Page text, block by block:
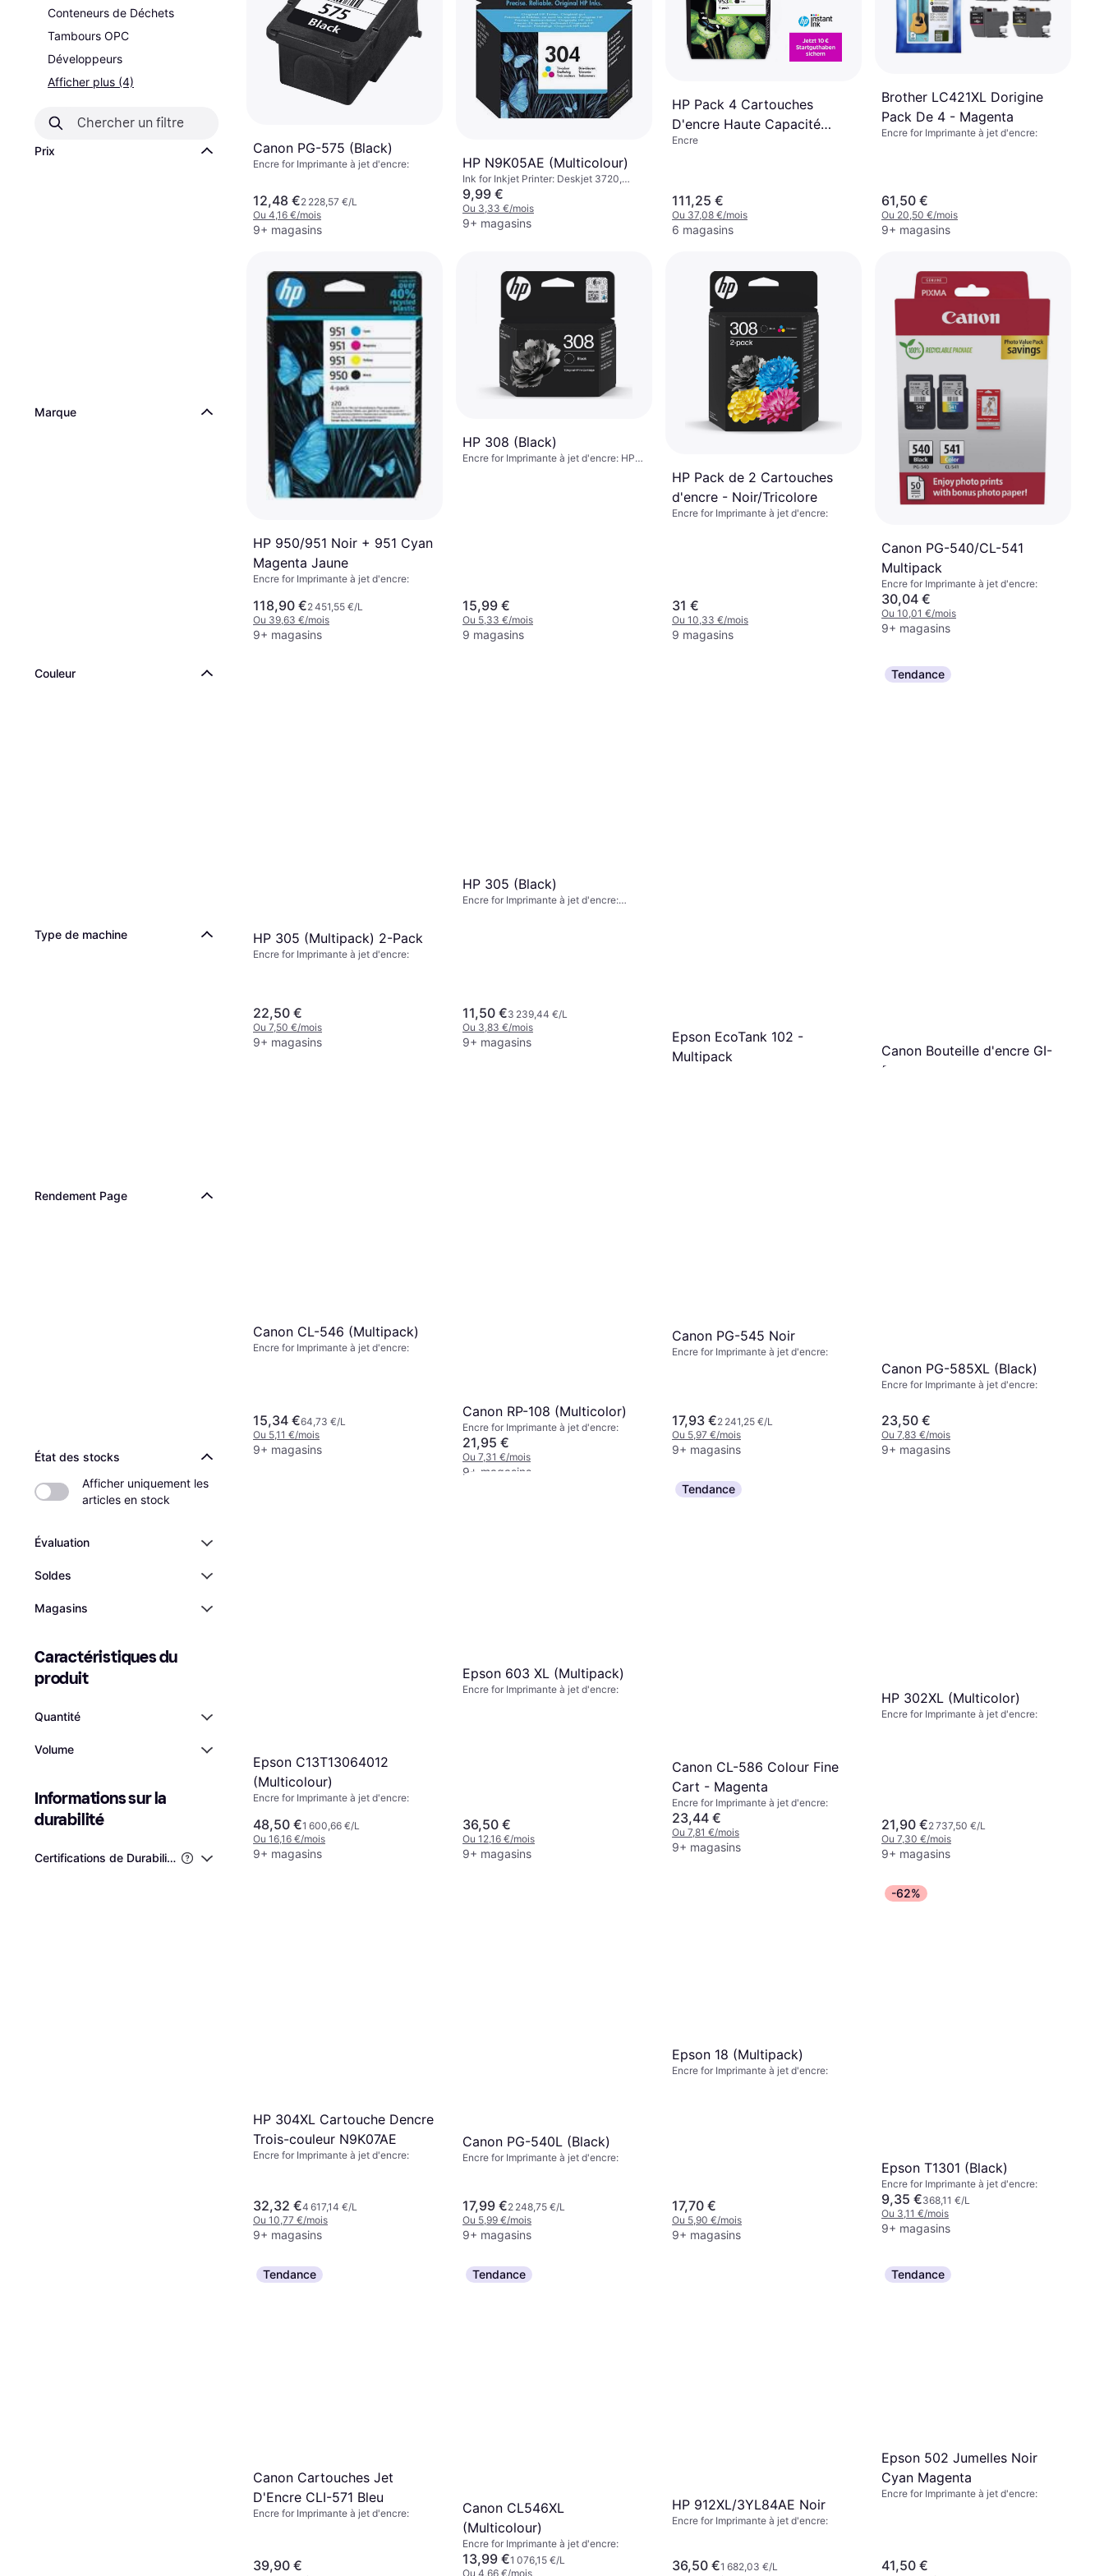
Conteneurs de Déchets
Tambours OPC
Développeurs
Afficher plus (4)
Prix
Marque
Couleur
Type de machine
Rendement Page
État des stocks
Afficher uniquement les
articles en stock
Évaluation
Soldes
Magasins
Caractéristiques du
produit
Quantité
Volume
Informations sur la
durabilité
Certifications de Durabilité de Tiers
Canon PG-575 (Black)
Encre for Imprimante à jet d'encre:
12,48 €2 228,57 €/L
Ou 4,16 €/mois
9+ magasins
HP N9K05AE (Multicolour)
Ink for Inkjet Printer: Deskjet 3720,
3730, 3732
9,99 €
Ou 3,33 €/mois
9+ magasins
HP Pack 4 Cartouches
D'encre Haute Capacité
953XL
Encre
111,25 €
Ou 37,08 €/mois
6 magasins
Brother LC421XL Dorigine
Pack De 4 - Magenta
Encre for Imprimante à jet d'encre:
61,50 €
Ou 20,50 €/mois
9+ magasins
HP 950/951 Noir + 951 Cyan
Magenta Jaune
Encre for Imprimante à jet d'encre:
118,90 €2 451,55 €/L
Ou 39,63 €/mois
9+ magasins
HP 308 (Black)
Encre for Imprimante à jet d'encre: HP
15,99 €
Ou 5,33 €/mois
9 magasins
HP Pack de 2 Cartouches
d'encre - Noir/Tricolore
Encre for Imprimante à jet d'encre:
31 €
Ou 10,33 €/mois
9 magasins
Canon PG-540/CL-541
Multipack
Encre for Imprimante à jet d'encre:
30,04 €
Ou 10,01 €/mois
9+ magasins
HP 305 (Multipack) 2-Pack
Encre for Imprimante à jet d'encre:
22,50 €
Ou 7,50 €/mois
9+ magasins
HP 305 (Black)
Encre for Imprimante à jet d'encre:
11,50 €3 239,44 €/L
Ou 3,83 €/mois
9+ magasins
Epson EcoTank 102 -
Multipack
Tendance
Canon Bouteille d'encre GI-
56BK Noir
Canon CL-546 (Multipack)
Encre for Imprimante à jet d'encre:
15,34 €64,73 €/L
Ou 5,11 €/mois
9+ magasins
Canon RP-108 (Multicolor)
Encre for Imprimante à jet d'encre:
21,95 €
Ou 7,31 €/mois
9+ magasins
Canon PG-545 Noir
Encre for Imprimante à jet d'encre:
17,93 €2 241,25 €/L
Ou 5,97 €/mois
9+ magasins
Canon PG-585XL (Black)
Encre for Imprimante à jet d'encre:
23,50 €
Ou 7,83 €/mois
9+ magasins
Epson C13T13064012
(Multicolour)
Encre for Imprimante à jet d'encre:
48,50 €1 600,66 €/L
Ou 16,16 €/mois
9+ magasins
Epson 603 XL (Multipack)
Encre for Imprimante à jet d'encre:
36,50 €
Ou 12,16 €/mois
9+ magasins
Tendance
Canon CL-586 Colour Fine
Cart - Magenta
Encre for Imprimante à jet d'encre:
23,44 €
Ou 7,81 €/mois
9+ magasins
HP 302XL (Multicolor)
Encre for Imprimante à jet d'encre:
21,90 €2 737,50 €/L
Ou 7,30 €/mois
9+ magasins
HP 304XL Cartouche Dencre
Trois-couleur N9K07AE
Encre for Imprimante à jet d'encre:
32,32 €4 617,14 €/L
Ou 10,77 €/mois
9+ magasins
Canon PG-540L (Black)
Encre for Imprimante à jet d'encre:
17,99 €2 248,75 €/L
Ou 5,99 €/mois
9+ magasins
Epson 18 (Multipack)
Encre for Imprimante à jet d'encre:
17,70 €
Ou 5,90 €/mois
9+ magasins
-62%
Epson T1301 (Black)
Encre for Imprimante à jet d'encre:
9,35 €368,11 €/L
Ou 3,11 €/mois
9+ magasins
Tendance
Canon Cartouches Jet
D'Encre CLI-571 Bleu
Encre for Imprimante à jet d'encre:
39,90 €
Tendance
Canon CL546XL
(Multicolour)
Encre for Imprimante à jet d'encre:
13,99 €1 076,15 €/L
Ou 4,66 €/mois
HP 912XL/3YL84AE Noir
Encre for Imprimante à jet d'encre:
36,50 €1 682,03 €/L
Tendance
Epson 502 Jumelles Noir
Cyan Magenta
Encre for Imprimante à jet d'encre:
41,50 €